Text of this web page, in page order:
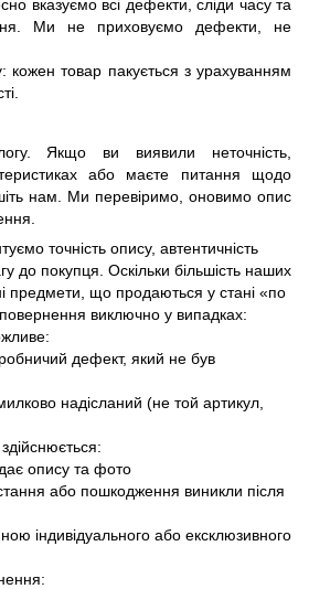
вказуємо всі дефекти, сліди часу та
Ми не приховуємо дефекти, не
товар пакується з урахуванням
Якщо ви виявили неточність,
або маєте питання щодо
нам. Ми перевіримо, оновимо опис
точність опису, автентичність
до покупця. Оскільки більшість наших
предмети, що продаються у стані «по
виключно у випадках:
дефект, який не був
надісланий (не той артикул,
опису та фото
або пошкодження виникли після
індивідуального або ексклюзивного